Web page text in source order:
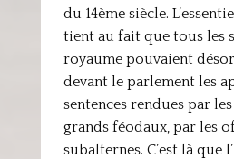
du 14ème siècle.
tient au fait que tous les
royaume pouvaient
devant le parlement les
sentences rendues par
grands féodaux, par les
subalternes. C’est là que